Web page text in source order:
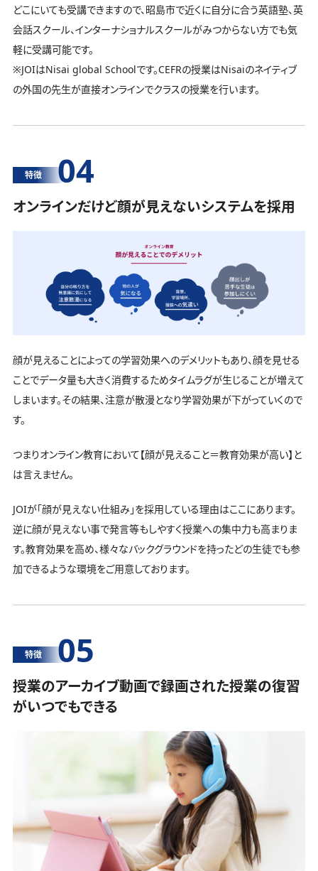
どこにいても受講できますので、昭島市で近くに自分に合う英語塾、英
会話スクール、インターナショナルスクールがみつからない方でも気
軽に受講可能です。
※JOIはNisai global Schoolです。CEFRの授業はNisaiのネイティブ
の外国の先生が直接オンラインでクラスの授業を行います。
特徴 04
オンラインだけど顔が見えないシステムを採用
顔が見えることによっての学習効果へのデメリットもあり、顔を見せる
ことでデータ量も大きく消費するためタイムラグが生じることが増えて
しまいます。その結果、注意が散漫となり学習効果が下がっていくので
す。
つまりオンライン教育において【顔が見えること＝教育効果が高い】と
は言えません。
JOIが「顔が見えない仕組み」を採用している理由はここにあります。
逆に顔が見えない事で発言等もしやすく授業への集中力も高まりま
す。教育効果を高め、様々なバックグラウンドを持ったどの生徒でも参
加できるような環境をご用意しております。
特徴 05
授業のアーカイブ動画で録画された授業の復習
がいつでもできる